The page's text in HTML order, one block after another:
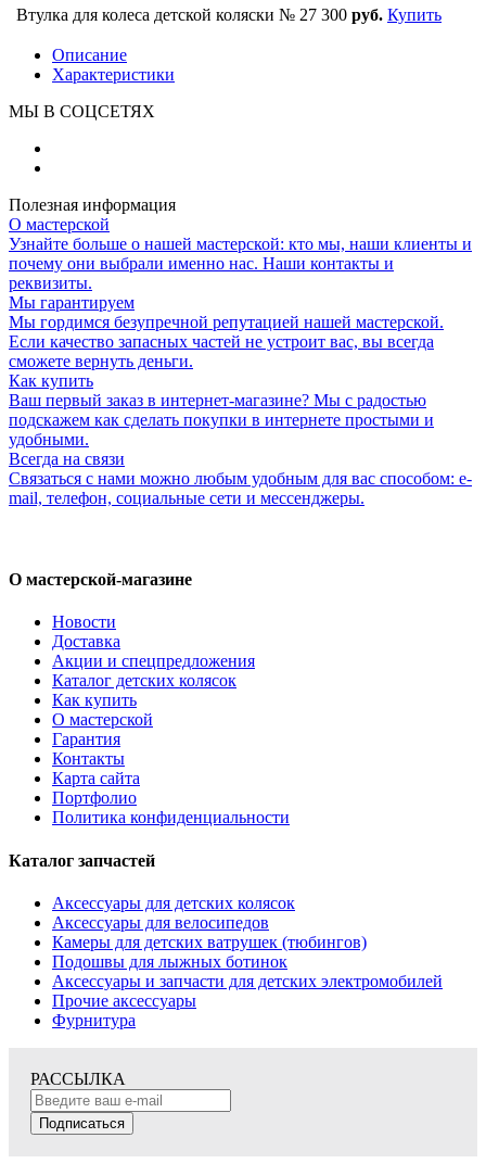
Втулка для колеса детской коляски № 27 300 руб. Купить
Описание
Характеристики
МЫ В СОЦСЕТЯХ
Полезная информация
О мастерской
Узнайте больше о нашей мастерской: кто мы, наши клиенты и
почему они выбрали именно нас. Наши контакты и
реквизиты.
Мы гарантируем
Мы гордимся безупречной репутацией нашей мастерской.
Если качество запасных частей не устроит вас, вы всегда
сможете вернуть деньги.
Как купить
Ваш первый заказ в интернет-магазине? Мы с радостью
подскажем как сделать покупки в интернете простыми и
удобными.
Всегда на связи
Связаться с нами можно любым удобным для вас способом: e-
mail, телефон, социальные сети и мессенджеры.
О мастерской-магазине
Новости
Доставка
Акции и спецпредложения
Каталог детских колясок
Как купить
О мастерской
Гарантия
Контакты
Карта сайта
Портфолио
Политика конфиденциальности
Каталог запчастей
Аксессуары для детских колясок
Аксессуары для велосипедов
Камеры для детских ватрушек (тюбингов)
Подошвы для лыжных ботинок
Аксессуары и запчасти для детских электромобилей
Прочие аксессуары
Фурнитура
РАССЫЛКА
Подписаться